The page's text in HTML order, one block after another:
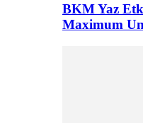
BKM Yaz
Maximum